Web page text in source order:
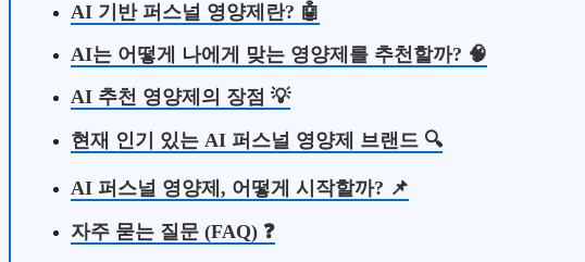
AI 기반 퍼스널 영양제란? 🤖
AI는 어떻게 나에게 맞는 영양제를 추천할까? 🧠
AI 추천 영양제의 장점 💡
현재 인기 있는 AI 퍼스널 영양제 브랜드 🔍
AI 퍼스널 영양제, 어떻게 시작할까? 📌
자주 묻는 질문 (FAQ) ❓